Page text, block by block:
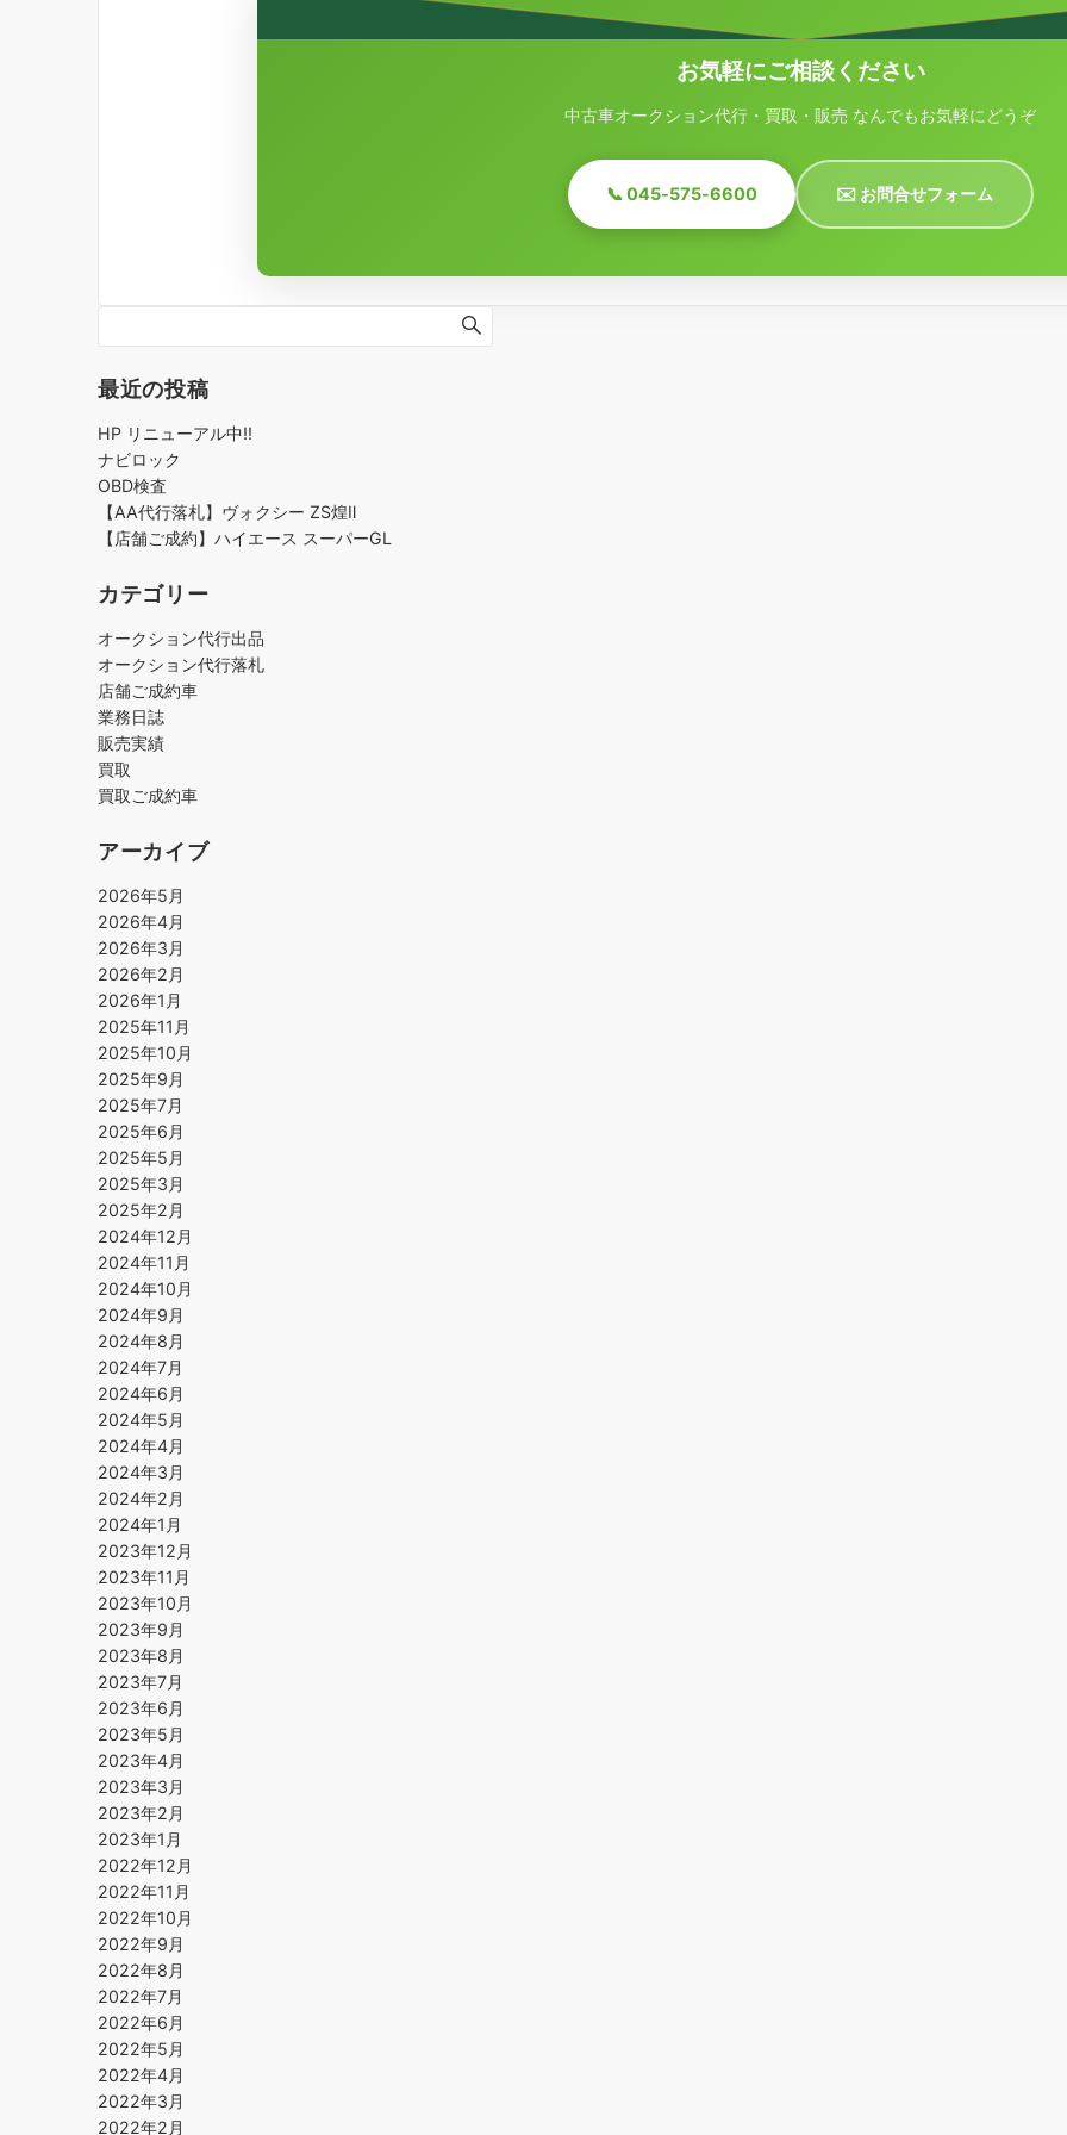
お気軽にご相談ください
中古車オークション代行・買取・販売 なんでもお気軽にどうぞ
📞 045-575-6600 ✉️ お問合せフォーム
最近の投稿
HP リニューアル中!!
ナビロック
OBD検査
【AA代行落札】ヴォクシー ZS煌Ⅱ
【店舗ご成約】ハイエース スーパーGL
カテゴリー
オークション代行出品
オークション代行落札
店舗ご成約車
業務日誌
販売実績
買取
買取ご成約車
アーカイブ
2026年5月
2026年4月
2026年3月
2026年2月
2026年1月
2025年11月
2025年10月
2025年9月
2025年7月
2025年6月
2025年5月
2025年3月
2025年2月
2024年12月
2024年11月
2024年10月
2024年9月
2024年8月
2024年7月
2024年6月
2024年5月
2024年4月
2024年3月
2024年2月
2024年1月
2023年12月
2023年11月
2023年10月
2023年9月
2023年8月
2023年7月
2023年6月
2023年5月
2023年4月
2023年3月
2023年2月
2023年1月
2022年12月
2022年11月
2022年10月
2022年9月
2022年8月
2022年7月
2022年6月
2022年5月
2022年4月
2022年3月
2022年2月